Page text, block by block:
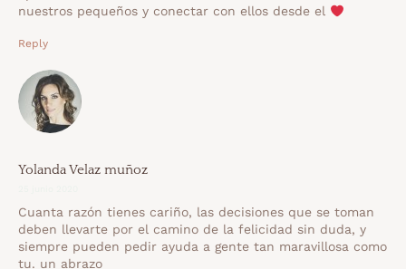
nuestros pequeños y conectar con ellos desde el
Reply
Yolanda Velaz muñoz
Cuanta razón tienes cariño, las decisiones que se toman
deben llevarte por el camino de la felicidad sin duda, y
siempre pueden pedir ayuda a gente tan maravillosa como
tu. un abrazo